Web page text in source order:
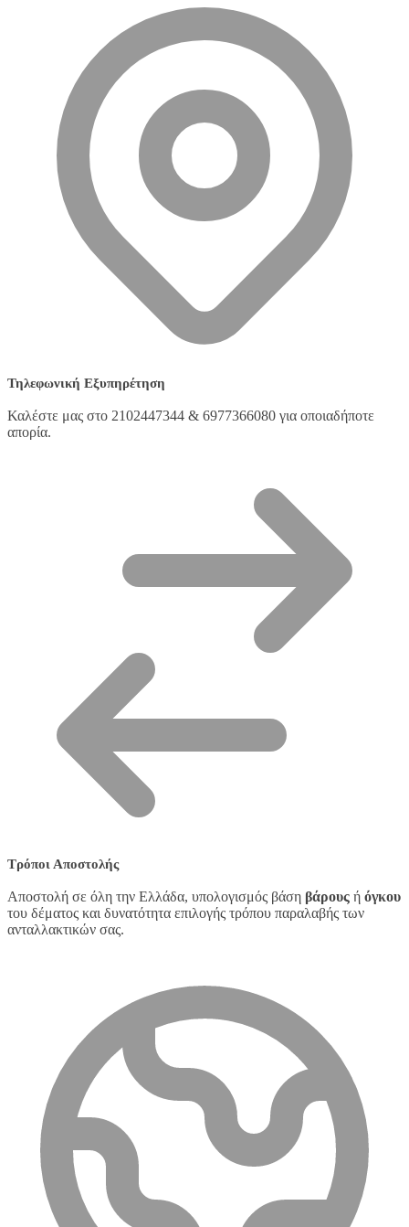
Τηλεφωνική Εξυπηρέτηση
Καλέστε μας στο 2102447344 & 6977366080 για οποιαδήποτε
απορία.
Τρόποι Αποστολής
Αποστολή σε όλη την Ελλάδα, υπολογισμός βάση βάρους ή όγκου
του δέματος και δυνατότητα επιλογής τρόπου παραλαβής των
ανταλλακτικών σας.